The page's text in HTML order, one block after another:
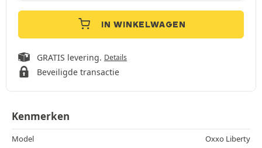
IN WINKELWAGEN
GRATIS levering. Details
Beveiligde transactie
Kenmerken
Model
Oxxo Liberty